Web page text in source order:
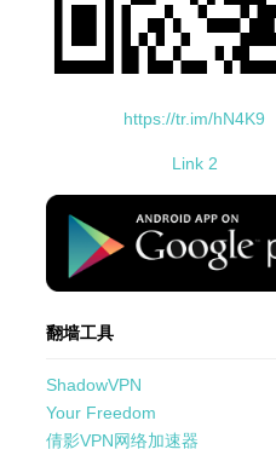
https://tr.im/hN4K9
Link 2
standard-icon-
翻墙工具
ShadowVPN
Your Freedom
倩影VPN网络加速器